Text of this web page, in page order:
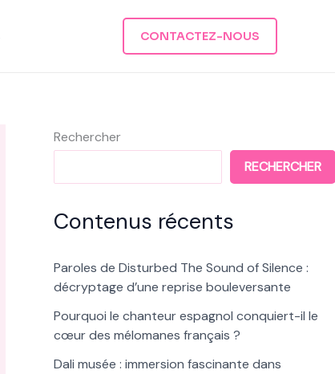
CONTACTEZ-NOUS
Rechercher
RECHERCHER
Contenus récents
Paroles de Disturbed The Sound of Silence :
décryptage d’une reprise bouleversante
Pourquoi le chanteur espagnol conquiert-il le
cœur des mélomanes français ?
Dali musée : immersion fascinante dans